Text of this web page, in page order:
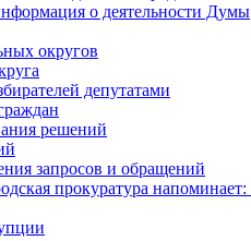
о деятельности Думы
округов
депутатами
решений
запросов и обращений
прокуратура